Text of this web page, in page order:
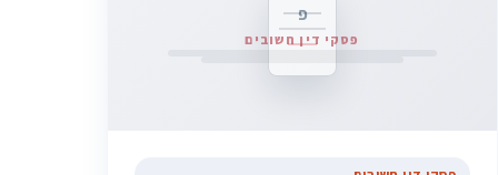
פ
פסקי דין חשובים